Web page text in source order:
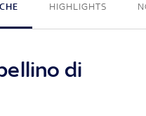
HIGHLIGHTS
di